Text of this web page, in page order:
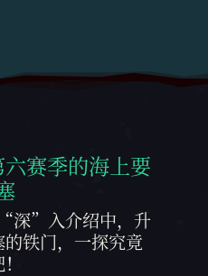
赛季的海上要
深”入介绍中，升
铁门，一探究竟